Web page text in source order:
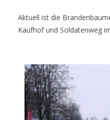
Aktuell ist die
Kaufhof und Soldatenweg